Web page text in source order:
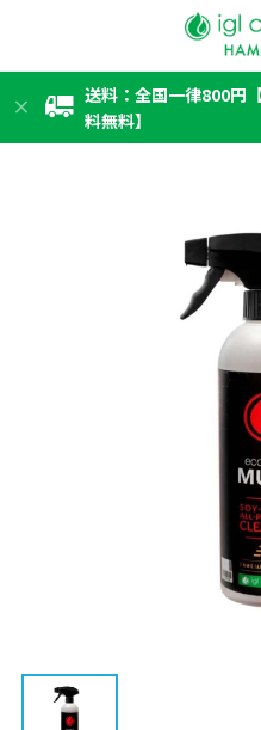
送料：全国一律800円
料無料】